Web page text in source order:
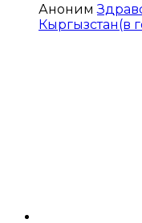
Аноним
Кыргызстан(в